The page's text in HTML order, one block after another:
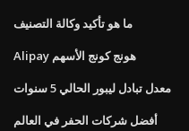
ما هو تأكيد وكالة التصنيف
Alipay هونج كونج الأسهم
معدل تبادل ليبور الحالي 5 سنوات
أفضل شركات الحفر في العالم